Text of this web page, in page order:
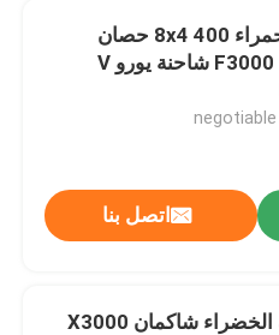
شاحنة حمراء 8x4 400 حصان
اتصل بنا
الشاحنة الخضراء شاكمان X3000